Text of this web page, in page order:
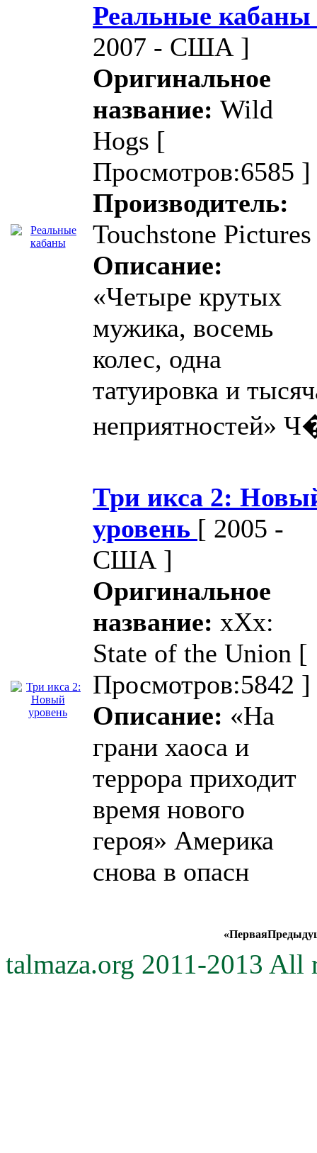
Реальные кабаны
2007 - США ]
Оригинальное
название: Wild
Hogs [
Просмотров:6585 ]
Производитель:
Touchstone Pictures
Описание:
«Четыре крутых
мужика, восемь
колес, одна
татуировка и
неприятностей»
Три икса 2:
уровень [ 2005 -
США ]
Оригинальное
название: xXx:
State of the Union [
Просмотров:5842 ]
Описание: «На
грани хаоса и
террора приходит
время нового
героя» Америка
снова в опасн
«Первая
talmaza.org 2011-2013 All